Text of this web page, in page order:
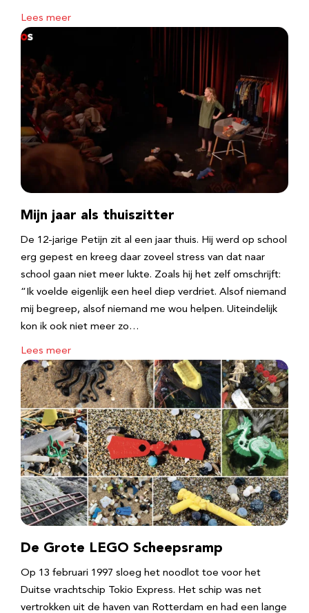
Lees meer
Mijn jaar als thuiszitter
De 12-jarige Petijn zit al een jaar thuis. Hij werd op school
erg gepest en kreeg daar zoveel stress van dat naar
school gaan niet meer lukte. Zoals hij het zelf omschrijft:
“Ik voelde eigenlijk een heel diep verdriet. Alsof niemand
mij begreep, alsof niemand me wou helpen. Uiteindelijk
kon ik ook niet meer zo…
Lees meer
De Grote LEGO Scheepsramp
Op 13 februari 1997 sloeg het noodlot toe voor het
Duitse vrachtschip Tokio Express. Het schip was net
vertrokken uit de haven van Rotterdam en had een lange